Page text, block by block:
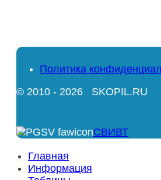
Политика
© 2010 - 2026 SKOPIL.RU
СВИВТ
Главная
Информация